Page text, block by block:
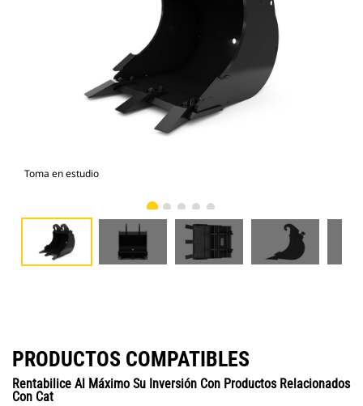
Toma en estudio
PRODUCTOS COMPATIBLES
Rentabilice Al Máximo Su Inversión Con Productos Relacionados
Con Cat